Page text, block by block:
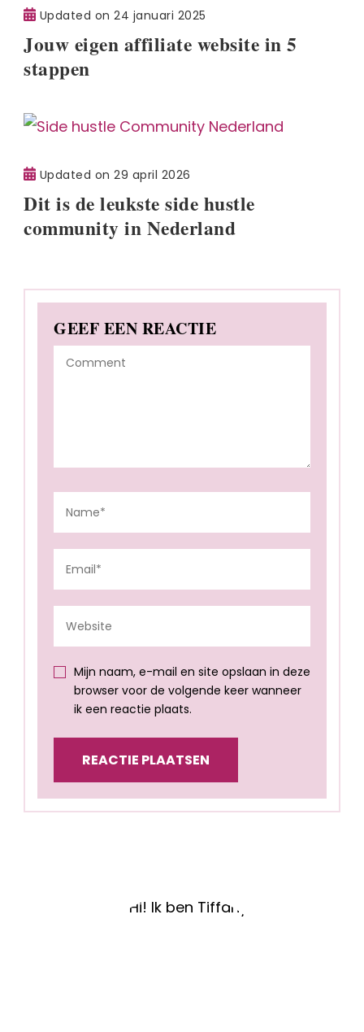
Updated on24 januari 2025
Jouw eigen affiliate website in 5
stappen
Updated on29 april 2026
Dit is de leukste side hustle
community in Nederland
GEEF EEN REACTIE
Mijn naam, e-mail en site opslaan in deze
browser voor de volgende keer wanneer
ik een reactie plaats.